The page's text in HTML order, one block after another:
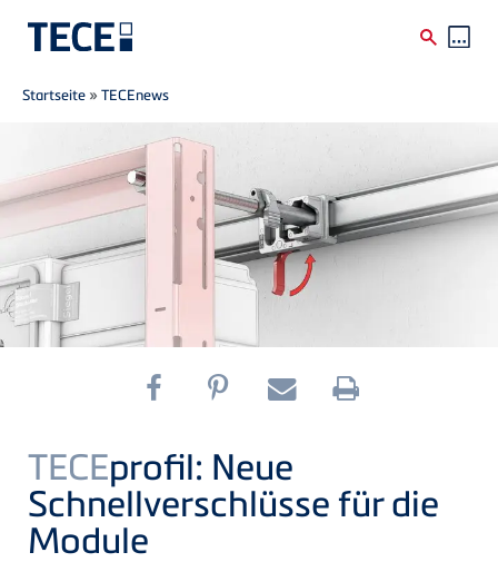
Direkt zum Inhalt
Breadcrumb
Startseite »TECEnews
TECEprofil: Neue
Schnellverschlüsse für die
Module